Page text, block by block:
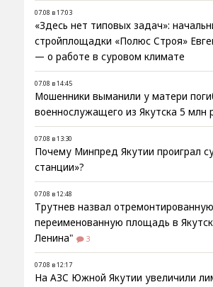
07.08 в 17:03
«Здесь нет типовых задач»:
стройплощадки «Полюс Строя»
— о работе в суровом климате
07.08 в 14:45
Мошенники выманили у матери
военнослужащего из Якутска 5 млн
07.08 в 13:30
Почему Минпред Якутии проиграл
станции»?
07.08 в 12:48
Трутнев назвал
переименованную площадь в
Ленина"
3
07.08 в 12:17
На АЗС Южной Якутии увеличили